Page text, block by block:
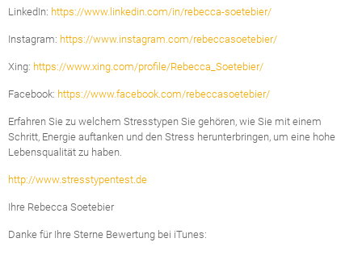
LinkedIn: https://www.linkedin.com/in/rebecca-soetebier/
Instagram: https://www.instagram.com/rebeccasoetebier/
Xing: https://www.xing.com/profile/Rebecca_Soetebier/
Facebook: https://www.facebook.com/rebeccasoetebier/
Erfahren Sie zu welchem Stresstypen Sie gehören, wie Sie mit einem
Schritt, Energie auftanken und den Stress herunterbringen, um eine hohe
Lebensqualität zu haben.
http://www.stresstypentest.de
Ihre Rebecca Soetebier
Danke für Ihre Sterne Bewertung bei iTunes: